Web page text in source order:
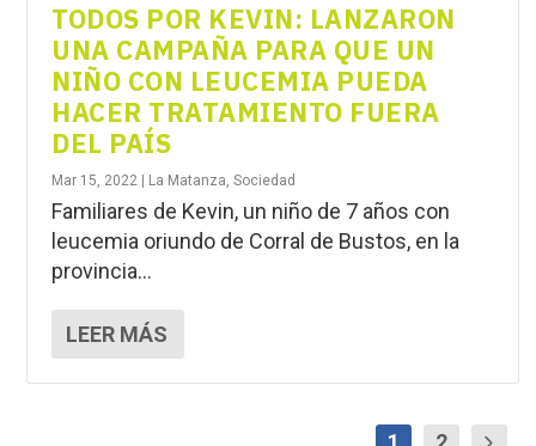
TODOS POR KEVIN: LANZARON
UNA CAMPAÑA PARA QUE UN
NIÑO CON LEUCEMIA PUEDA
HACER TRATAMIENTO FUERA
DEL PAÍS
Mar 15, 2022 La Matanza,Sociedad
Familiares de Kevin, un niño de 7 años con
leucemia oriundo de Corral de Bustos, en la
provincia...
LEER MÁS